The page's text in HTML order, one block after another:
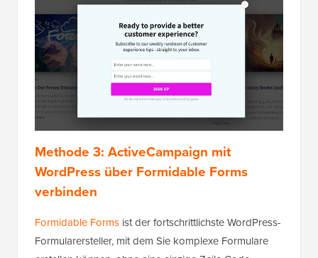
Methode 3: ActiveCampaign mit
WordPress über Formidable Forms
verbinden
Formidable Forms ist der fortschrittlichste WordPress-
Formularersteller, mit dem Sie komplexe Formulare